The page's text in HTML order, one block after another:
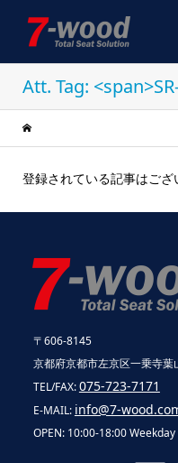
Att. Tag:
登録されている記事はござ
〒606-8145
京都府京都市左京区一乗寺葉
TEL/FAX:075-723-7171
E-MAIL: info@7-
OPEN: 10:00-18:00 Weekday